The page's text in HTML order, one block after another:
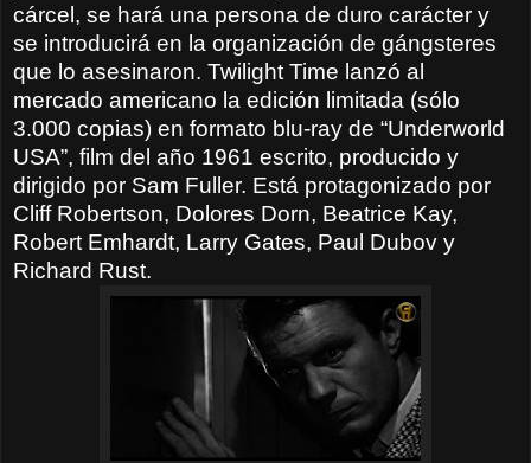
cárcel, se hará una persona de duro carácter y
se introducirá en la organización de gángsteres
que lo asesinaron. Twilight Time lanzó al
mercado americano la edición limitada (sólo
3.000 copias) en formato blu-ray de “Underworld
USA”, film del año 1961 escrito, producido y
dirigido por Sam Fuller. Está protagonizado por
Cliff Robertson, Dolores Dorn, Beatrice Kay,
Robert Emhardt, Larry Gates, Paul Dubov y
Richard Rust.